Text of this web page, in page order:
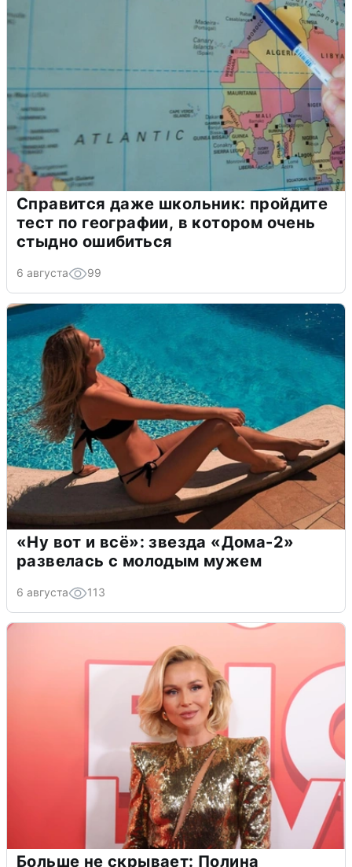
Справится даже школьник: пройдите
тест по географии, в котором очень
стыдно ошибиться
6 августа 99
«Ну вот и всё»: звезда «Дома-2»
развелась с молодым мужем
6 августа 113
Больше не скрывает: Полина